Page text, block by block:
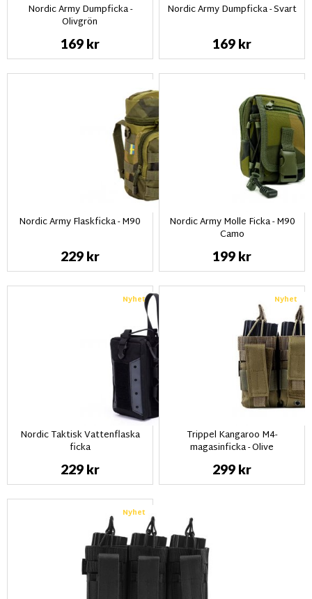
Nordic Army Dumpficka -
Olivgrön
169 kr
Nordic Army Dumpficka - Svart
169 kr
Nordic Army Flaskficka - M90
229 kr
Nordic Army Molle Ficka - M90
Camo
199 kr
Nyhet
Nordic Taktisk Vattenflaska
ficka
229 kr
Nyhet
Trippel Kangaroo M4-
magasinficka - Olive
299 kr
Nyhet